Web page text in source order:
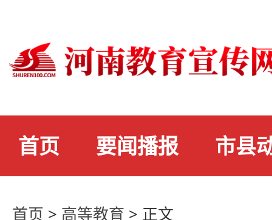
首页 要闻播报 市县
首页 > 高等教育 > 正文